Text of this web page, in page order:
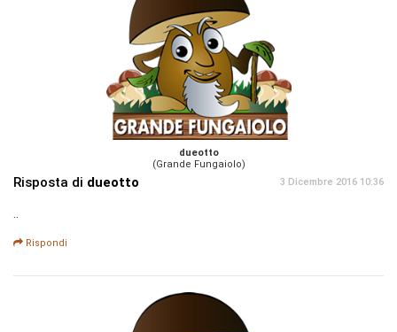
dueotto
(Grande Fungaiolo)
Risposta di dueotto 3 Dicembre 2016 10:36
..
Rispondi